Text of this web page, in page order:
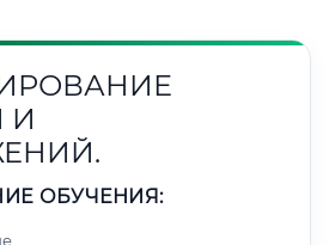
И
ОБУЧЕНИЯ: